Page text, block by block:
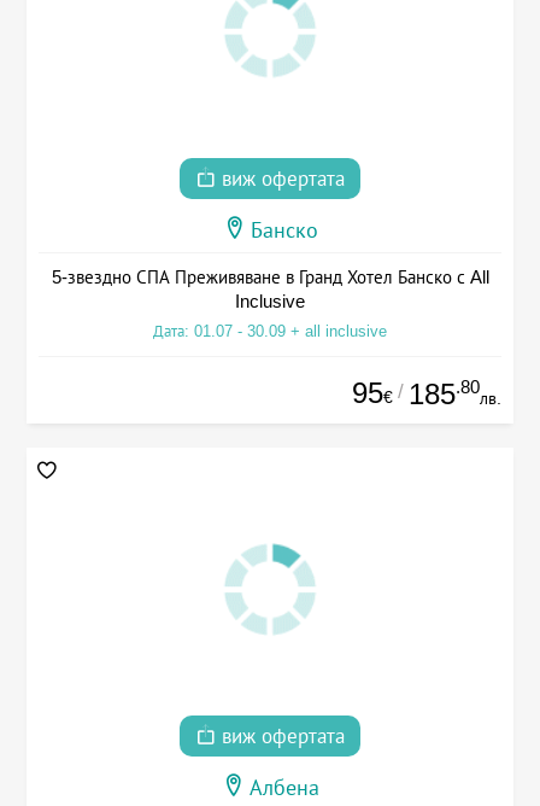
виж офертата
Банско
5-звездно СПА Преживяване в Гранд Хотел Банско с All
Inclusive
Дата: 01.07 - 30.09 + all inclusive
95€ / 185.80
лв.
виж офертата
Албена